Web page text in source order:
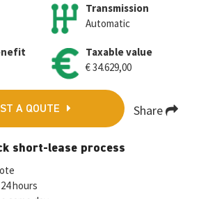
Transmission
Automatic
Taxable value
€ 34.629,00
A QOUTE Share
W
at
M
short-lease process
hours